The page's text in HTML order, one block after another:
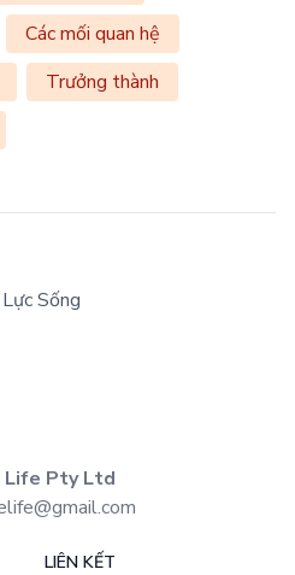
Các mối quan hệ
Trưởng thành
Sống
Pty Ltd
LIÊN KẾT